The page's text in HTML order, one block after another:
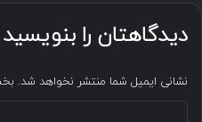
دیدگاهتان را بنویسید
نشانی ایمیل شما منتشر نخواهد شد.